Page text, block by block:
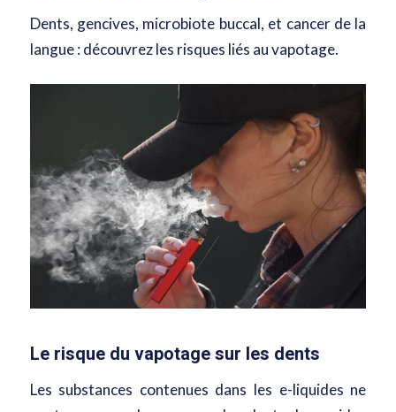
Dents, gencives, microbiote buccal, et cancer de la
langue : découvrez les risques liés au vapotage.
Le risque du vapotage sur les dents
Les substances contenues dans les e-liquides ne